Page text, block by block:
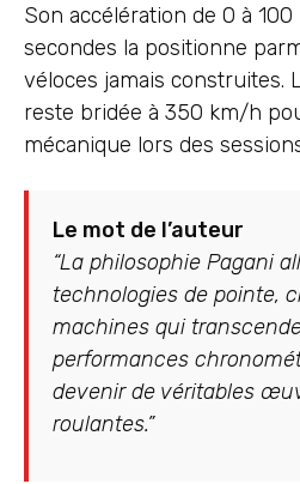
Son accélération de 0 à
secondes la positionne
véloces jamais construites.
reste bridée à 350 km/h
mécanique lors des
Le mot de l’auteur
“La philosophie Pagani
technologies de pointe,
machines qui
performances
devenir de véritables
roulantes.”